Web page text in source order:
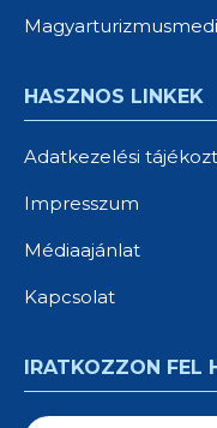
HASZNOS LINKEK
Adatkezelési
Impresszum
Médiaajánlat
Kapcsolat
IRATKOZZON FEL